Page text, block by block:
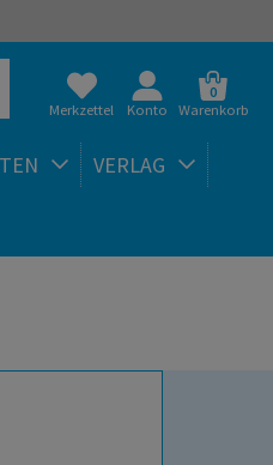
Merkzettel Konto
0
Warenkorb
VERLAG